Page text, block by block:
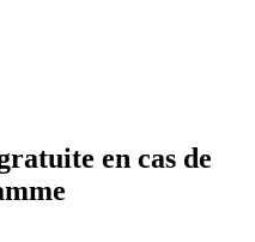
en cas de